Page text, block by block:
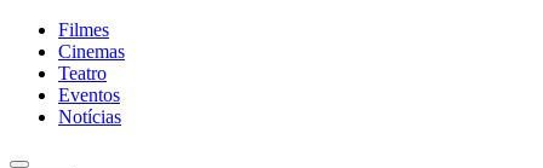
Filmes
Cinemas
Teatro
Eventos
Notícias